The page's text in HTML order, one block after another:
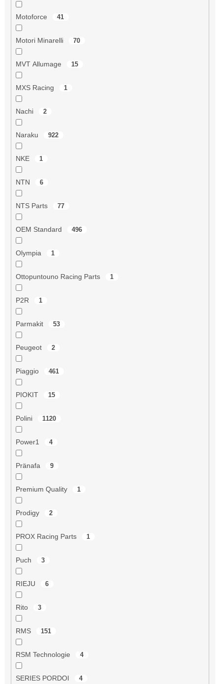
Motoforce 41
Motori Minarelli 70
MVT Allumage 15
MXS Racing 1
Nachi 2
Naraku 922
NKE 1
NTN 6
NTS Parts 77
OEM Standard 496
Olympia 1
Ottopuntouno Racing Parts 1
P2R 1
Parmakit 53
Peugeot 2
Piaggio 461
PIOKIT 15
Polini 1120
Power1 4
Pränafa 9
Premium Quality 1
Prodigy 2
PROX Racing Parts 1
Puch 3
RIEJU 6
Rito 3
RMS 151
RSM Technologie 4
SERIES PORDOI 4